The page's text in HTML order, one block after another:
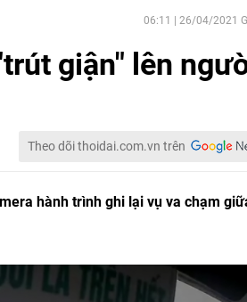
06:11 | 26/04/2021
giận" lên
Theo dõi thoidai.com.vn trên
hành trình ghi lại vụ va chạm